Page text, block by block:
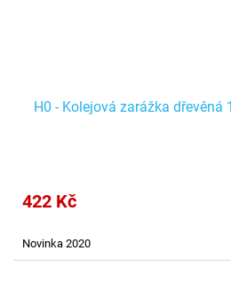
H0 - Kolejová zarážka
422 Kč
Novinka 2020